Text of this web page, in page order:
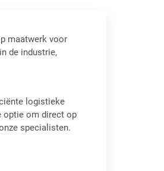
maatwerk voor
de industrie,
logistieke
optie om direct op
specialisten.